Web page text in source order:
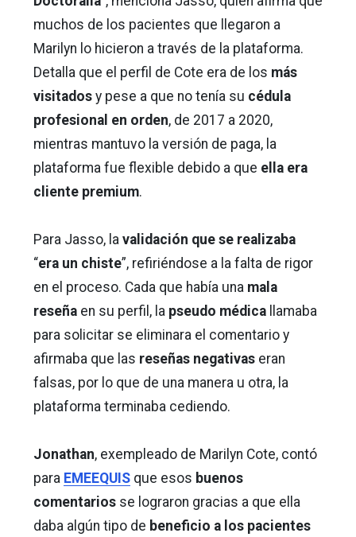
muchos de los pacientes que llegaron a
Marilyn lo hicieron a través de la plataforma.
Detalla que el perfil de Cote era de los más
visitados y pese a que no tenía su cédula
profesional en orden, de 2017 a 2020,
mientras mantuvo la versión de paga, la
plataforma fue flexible debido a que ella era
cliente premium.
Para Jasso, la validación que se realizaba
“era un chiste”, refiriéndose a la falta de rigor
en el proceso. Cada que había una mala
reseña en su perfil, la pseudo médica llamaba
para solicitar se eliminara el comentario y
afirmaba que las reseñas negativas eran
falsas, por lo que de una manera u otra, la
plataforma terminaba cediendo.
Jonathan, exempleado de Marilyn Cote, contó
para EMEEQUIS que esos buenos
comentarios se lograron gracias a que ella
daba algún tipo de beneficio a los pacientes